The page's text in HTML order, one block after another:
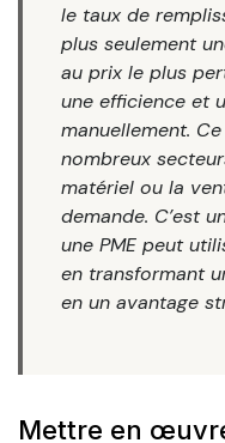
le taux de
plus seulement
au prix le plus
une efficience et
manuellement.
nombreux
matériel ou la
demande. C’est
une PME peut
en transformant
en un avantage
Mettre en